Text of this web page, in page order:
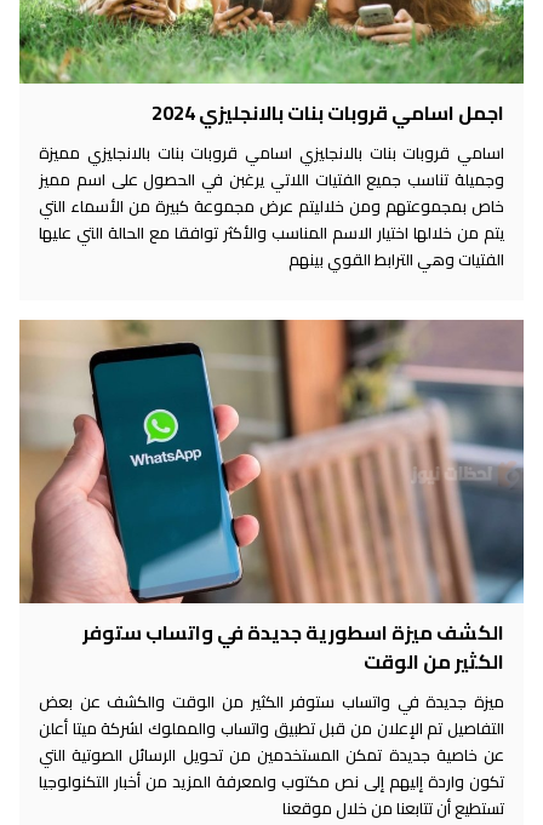
اجمل اسامي قروبات بنات بالانجليزي 2024
اسامي قروبات بنات بالانجليزي اسامي قروبات بنات بالانجليزي مميزة
وجميلة تناسب جميع الفتيات اللاتي يرغبن في الحصول على اسم مميز
خاص بمجموعتهم ومن خلاليتم عرض مجموعة كبيرة من الأسماء التي
يتم من خلالها اختيار الاسم المناسب والأكثر توافقا مع الحالة التي عليها
الفتيات وهي الترابط القوي بينهم
الكشف ميزة اسطورية جديدة في واتساب ستوفر
الكثير من الوقت
ميزة جديدة في واتساب ستوفر الكثير من الوقت والكشف عن بعض
التفاصيل تم الإعلان من قبل تطبيق واتساب والمملوك لشركة ميتا أعلن
عن خاصية جديدة تمكن المستخدمين من تحويل الرسائل الصوتية التي
تكون واردة إليهم إلى نص مكتوب ولمعرفة المزيد من أخبار التكنولوجيا
تستطيع أن تتابعنا من خلال موقعنا